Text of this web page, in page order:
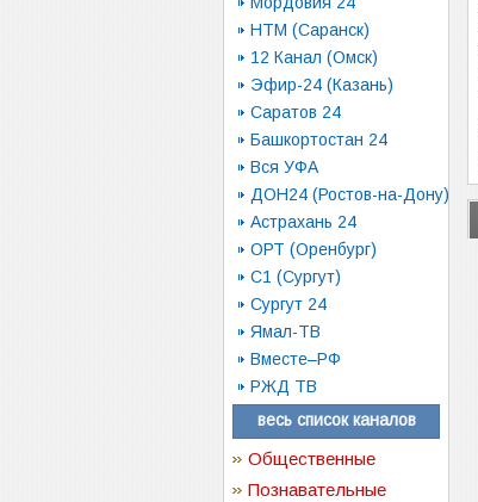
НТМ (Саранск)
12 Канал (Омск)
Эфир-24 (Казань)
Саратов 24
Башкортостан 24
Вся УФА
ДОН24 (Ростов-на-Дону)
Астрахань 24
ОРТ (Оренбург)
С1 (Сургут)
Сургут 24
Ямал-ТВ
Вместе–РФ
РЖД ТВ
весь список каналов
Общественные
Познавательные